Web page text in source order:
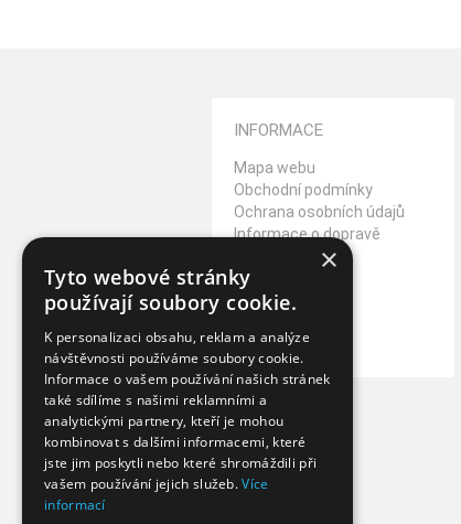
INFORMACE
Mapa webu
Obchodní podmínky
Ochrana osobních údajů
Informace o dopravě
Reklamační řád
Vrácení zboží
Kontakt
Napište nám
×
Tyto webové stránky
používají soubory cookie.
K personalizaci obsahu, reklam a analýze
návštěvnosti používáme soubory cookie.
Informace o vašem používání našich stránek
také sdílíme s našimi reklamními a
analytickými partnery, kteří je mohou
kombinovat s dalšími informacemi, které
jste jim poskytli nebo které shromáždili při
vašem používání jejich služeb.Více
informací